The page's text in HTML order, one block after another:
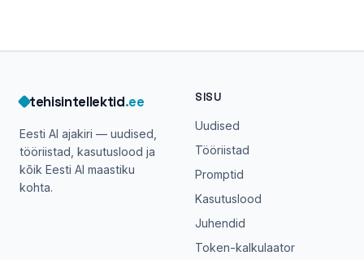
tehisintellektid.ee
Eesti AI ajakiri — uudised,
tööriistad, kasutuslood ja
kõik Eesti AI maastiku
kohta.
SISU
Uudised
Tööriistad
Promptid
Kasutuslood
Juhendid
Token-kalkulaator